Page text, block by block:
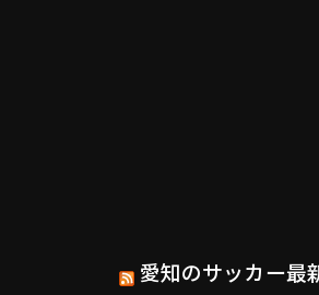
愛知のサッカー最